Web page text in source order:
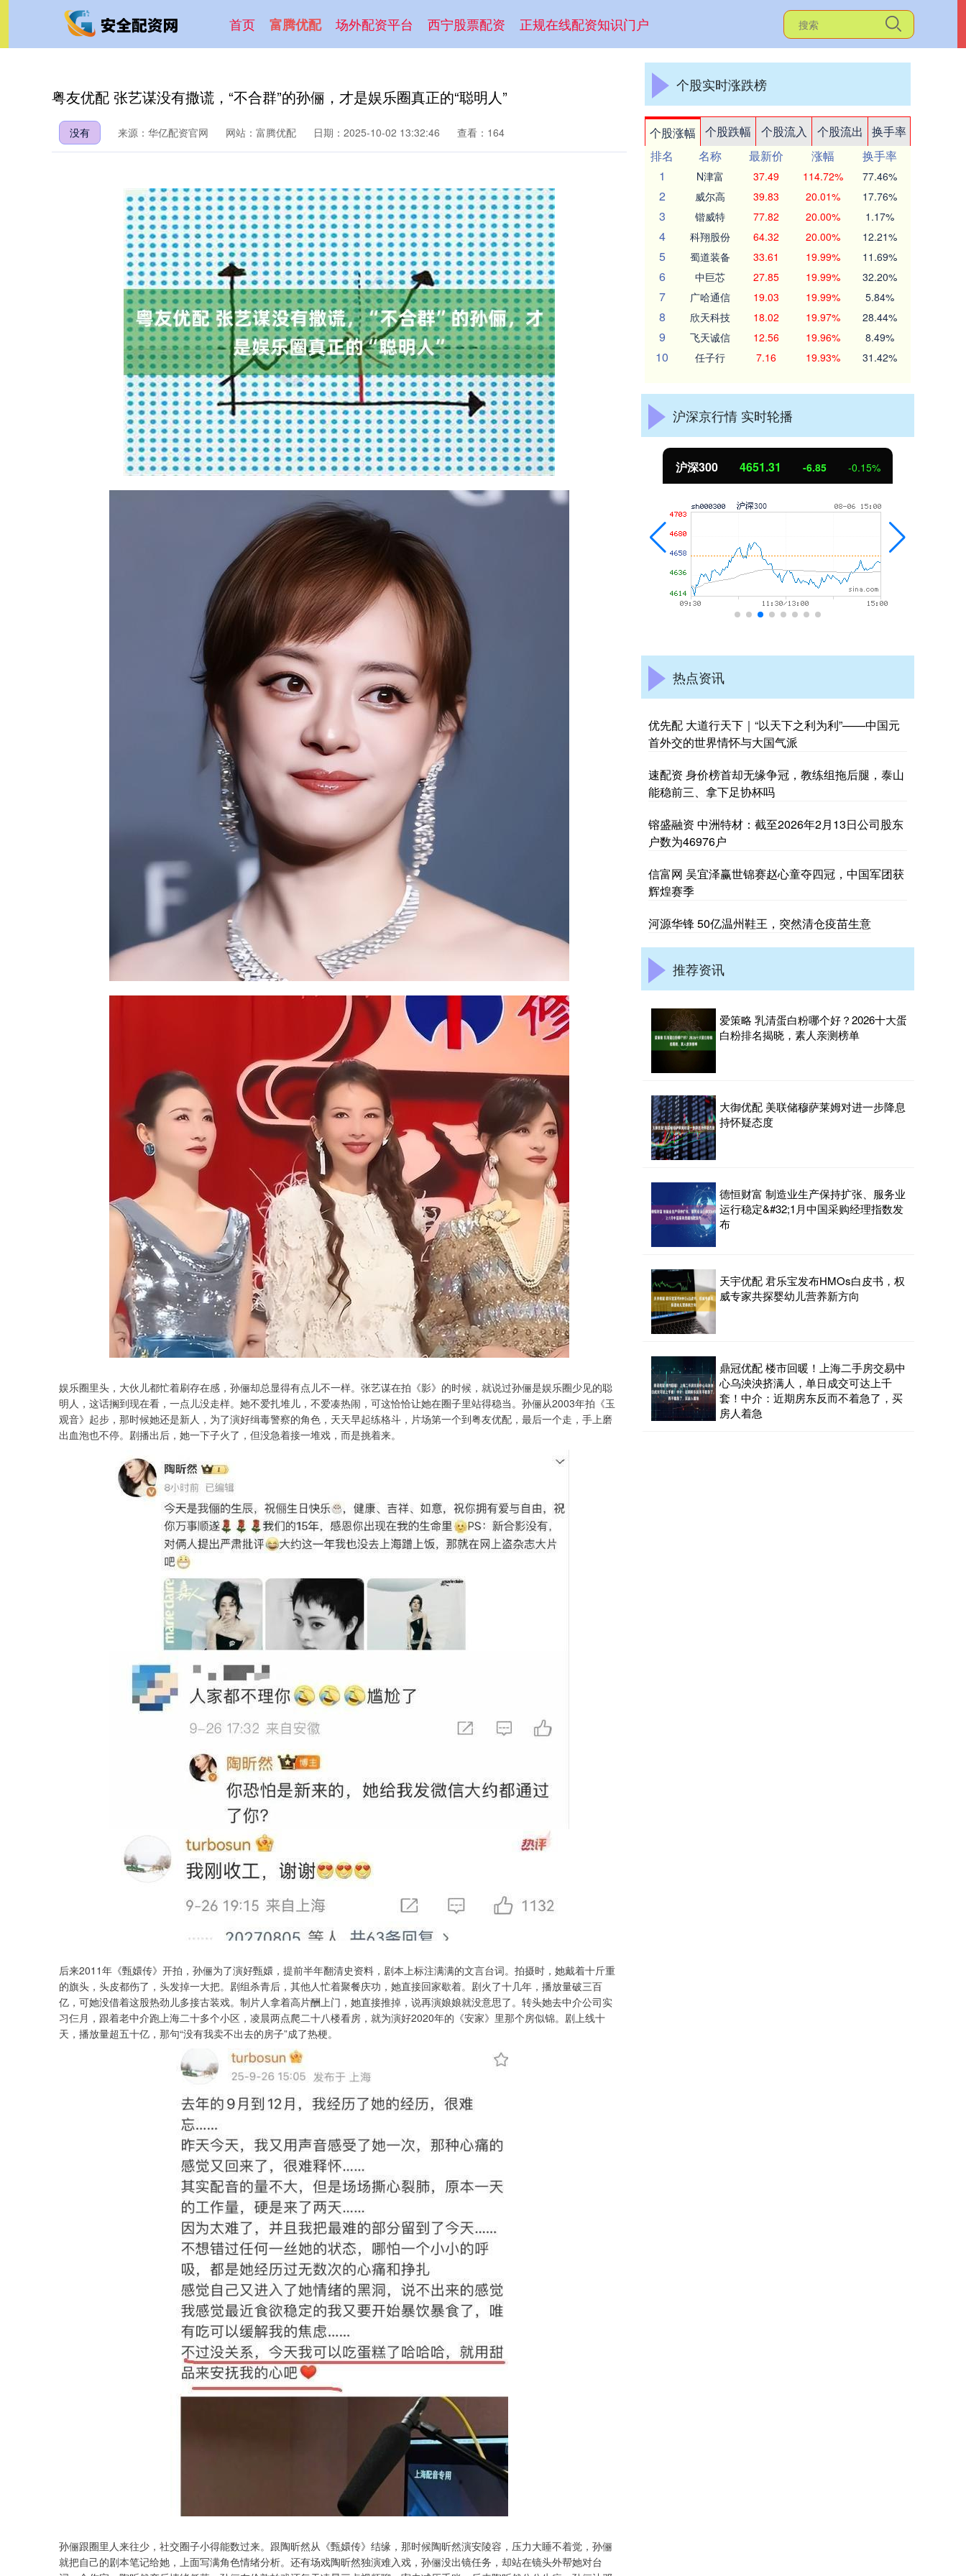
首页 富腾优配 场外配资平台 西宁股票配资 正规在线配资知识门户
粤友优配 张艺谋没有撒谎，“不合群”的孙俪，才是娱乐圈真正的“聪明人”
没有 来源：华亿配资官网 网站：富腾优配 日期：2025-10-02 13:32:46 查看：164
娱乐圈里头，大伙儿都忙着刷存在感，孙俪却总显得有点儿不一样。张艺谋在拍《影》的时候，就说过孙俪是娱乐圈少见的聪
明人，这话搁到现在看，一点儿没走样。她不爱扎堆儿，不爱凑热闹，可这恰恰让她在圈子里站得稳当。孙俪从2003年拍《玉
观音》起步，那时候她还是新人，为了演好缉毒警察的角色，天天早起练格斗，片场第一个到粤友优配，最后一个走，手上磨
出血泡也不停。剧播出后，她一下子火了，但没急着接一堆戏，而是挑着来。
后来2011年《甄嬛传》开拍，孙俪为了演好甄嬛，提前半年翻清史资料，剧本上标注满满的文言台词。拍摄时，她戴着十斤重
的旗头，头皮都伤了，头发掉一大把。剧组杀青后，其他人忙着聚餐庆功，她直接回家歇着。剧火了十几年，播放量破三百
亿，可她没借着这股热劲儿多接古装戏。制片人拿着高片酬上门，她直接推掉，说再演娘娘就没意思了。转头她去中介公司实
习仨月，跟着老中介跑上海二十多个小区，凌晨两点爬二十八楼看房，就为演好2020年的《安家》里那个房似锦。剧上线十
天，播放量超五十亿，那句“没有我卖不出去的房子”成了热梗。
孙俪跟圈里人来往少，社交圈子小得能数过来。跟陶昕然从《甄嬛传》结缘，那时候陶昕然演安陵容，压力大睡不着觉，孙俪
就把自己的剧本笔记给她，上面写满角色情绪分析。还有场戏陶昕然独演难入戏，孙俪没出镜任务，却站在镜头外帮她对台
个股实时涨跌榜
个股涨幅 个股跌幅 个股流入 个股流出
换手率
排名
名称 最新价 涨幅
换手率
1
N津富 37.49 114.72% 77.46%
2 威尔高 39.83 20.01% 17.76%
3 锴威特 77.82 20.00% 1.17%
4 科翔股份 64.32 20.00% 12.21%
5 蜀道装备 33.61 19.99% 11.69%
6 中巨芯 27.85 19.99% 32.20%
7 广哈通信 19.03 19.99% 5.84%
8 欣天科技 18.02 19.97% 28.44%
9 飞天诚信 12.56 19.96% 8.49%
10 任子行 7.16 19.93% 31.42%
沪深京行情 实时轮播
深证成指 14110.12 -34.08 -0.24% 沪深300 4651.31 -6.85 北证50 1122.88 3.42 0.30%
热点资讯
优先配 大道行天下｜“以天下之利为利”——中国元
首外交的世界情怀与大国气派
速配资 身价榜首却无缘争冠，教练组拖后腿，泰山
能稳前三、拿下足协杯吗
镕盛融资 中洲特材：截至2026年2月13日公司股东
户数为46976户
信富网 吴宜泽赢世锦赛赵心童夺四冠，中国军团获
辉煌赛季
河源华锋 50亿温州鞋王，突然清仓疫苗生意
推荐资讯
爱策略 乳清蛋白粉哪个好？2026十大蛋
白粉排名揭晓，素人亲测榜单
大御优配 美联储穆萨莱姆对进一步降息
持怀疑态度
德恒财富 制造业生产保持扩张、服务业
运行稳定&#32;1月中国采购经理指数发
布
天宇优配 君乐宝发布HMOs白皮书，权
威专家共探婴幼儿营养新方向
鼎冠优配 楼市回暖！上海二手房交易中
心乌泱泱挤满人，单日成交可达上千
套！中介：近期房东反而不着急了，买
房人着急